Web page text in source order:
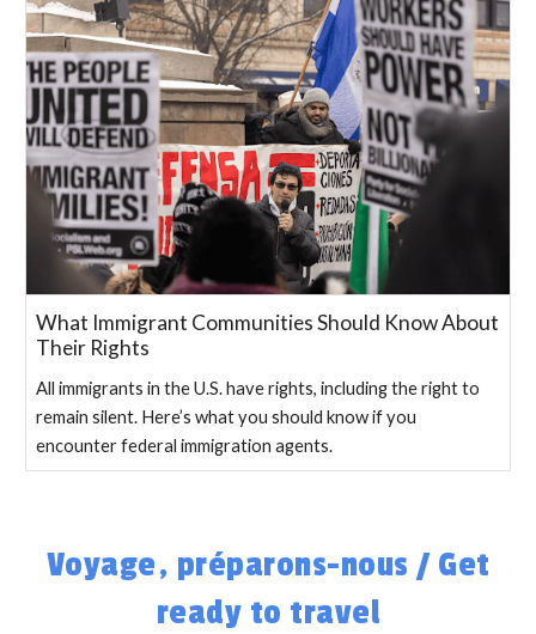
What Immigrant Communities Should Know About
Their Rights
All immigrants in the U.S. have rights, including the right to
remain silent. Here’s what you should know if you
encounter federal immigration agents.
Voyage, préparons-nous / Get
ready to travel